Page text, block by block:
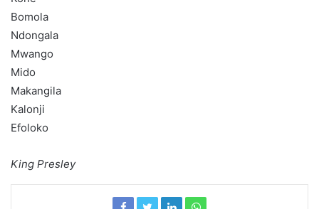
Bomola
Ndongala
Mwango
Mido
Makangila
Kalonji
Efoloko
King Presley